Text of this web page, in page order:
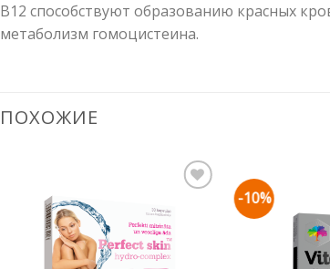
B12 способствуют образованию красных
метаболизм гомоцистеина.
ПОХОЖИЕ
sarakstam
-10%